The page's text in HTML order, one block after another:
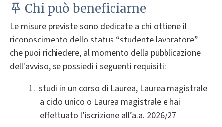
Chi può beneficiarne
Le misure previste sono dedicate a chi ottiene il
riconoscimento dello status “studente lavoratore”
che puoi richiedere, al momento della pubblicazione
dell'avviso, se possiedi i seguenti requisiti:
studi in un corso di Laurea, Laurea magistrale
a ciclo unico o Laurea magistrale e hai
effettuato l’iscrizione all’a.a. 2026/27